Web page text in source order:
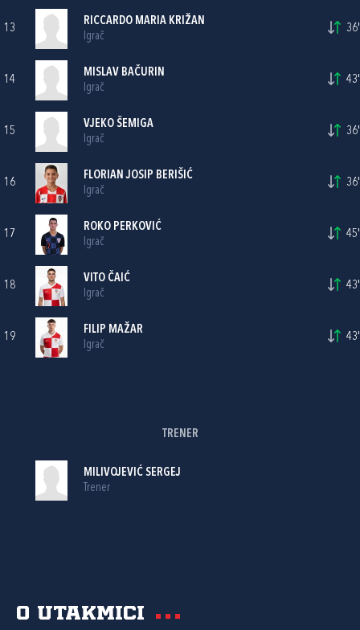
13
RICCARDO MARIA KRIŽAN
Igrač
36'
14
MISLAV BAČURIN
Igrač
43'
15
VJEKO ŠEMIGA
Igrač
36'
16
FLORIAN JOSIP BERIŠIĆ
Igrač
36'
17
ROKO PERKOVIĆ
Igrač
45'
18
VITO ČAIĆ
Igrač
43'
19
FILIP MAŽAR
Igrač
43'
TRENER
MILIVOJEVIĆ SERGEJ
Trener
O utakmici